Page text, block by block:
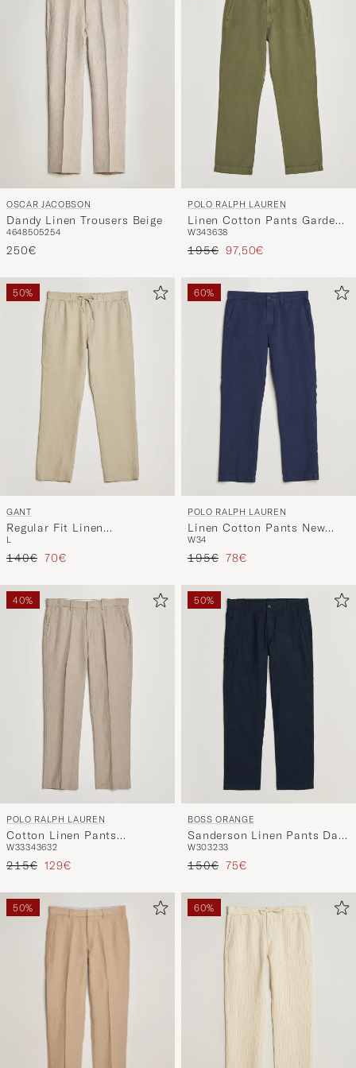
Stil
OSCAR JACOBSON
Dandy Linen Trousers Beige
4648505254
250€
POLO RALPH LAUREN
Linen Cotton Pants Garden
Trail
W343638
Regulärer Preis
195€ Reduzierter Preis
97,50€
50%
GANT
Regular Fit Linen
Drawstring Pants Oat Beige
L
Regulärer Preis
140€ Reduzierter Preis
70€
60%
POLO RALPH LAUREN
Linen Cotton Pants New
Classic Navy
W34
Regulärer Preis
195€ Reduzierter Preis
78€
40%
POLO RALPH LAUREN
Cotton Linen Pants
Madison Tan Stone Grey
W33343632
Regulärer Preis
215€ Reduzierter Preis
129€
50%
BOSS ORANGE
Sanderson Linen Pants Dark
Blue
W303233
Regulärer Preis
150€ Reduzierter Preis
75€
50% 60%